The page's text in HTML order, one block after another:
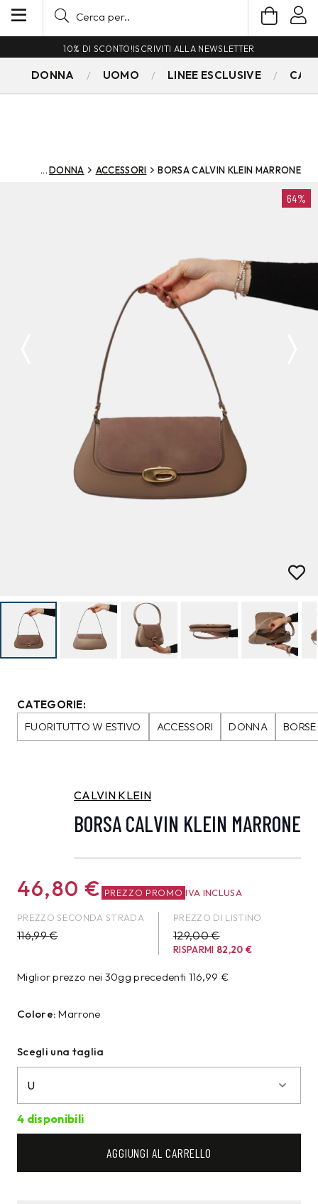
10% DI SCONTO!ISCRIVITI ALLA NEWSLETTER
DONNA UOMO LINEE ESCLUSIVE
DONNA ACCESSORI BORSA CALVIN KLEIN MARRONE
64%
CATEGORIE:
FUORITUTTO W ESTIVO
ACCESSORI DONNA BORSE
CALVIN KLEIN
BORSA CALVIN KLEIN MARRONE
46,80 € PREZZO PROMO IVA INCLUSA
PREZZO SECONDA STRADA
116,99€
PREZZO DI LISTINO
129,00 €
RISPARMI 82,20€
Miglior prezzo nei 30gg precedenti 116,99 €
Colore: Marrone
Scegli una taglia
4 disponibili
AGGIUNGI AL CARRELLO